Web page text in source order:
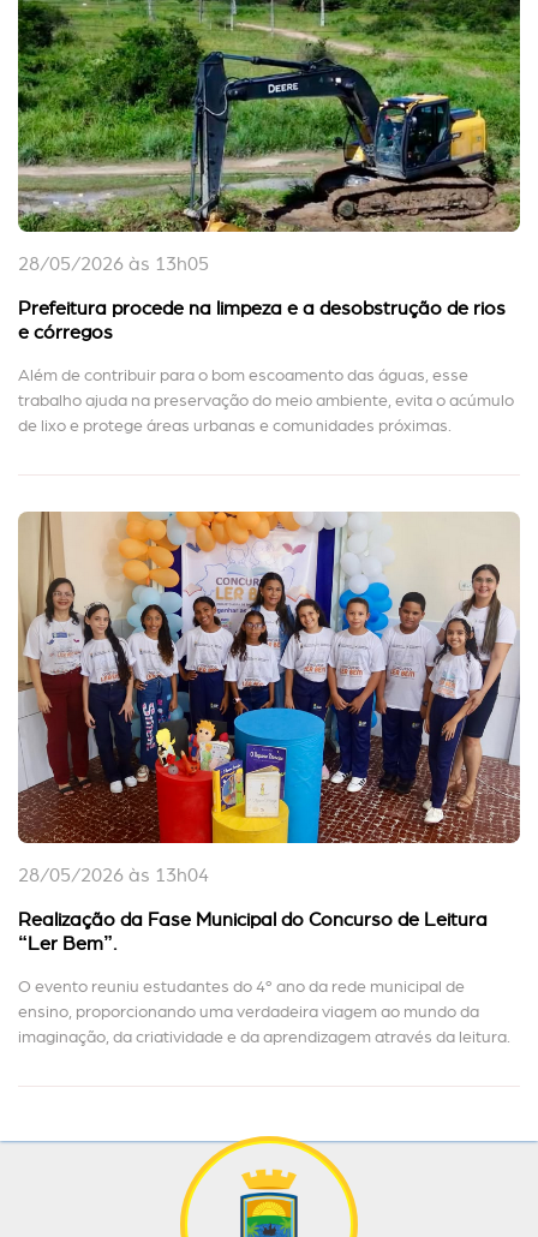
28/05/2026 às 13h05
Prefeitura procede na limpeza e a desobstrução de rios
e córregos
Além de contribuir para o bom escoamento das águas, esse
trabalho ajuda na preservação do meio ambiente, evita o acúmulo
de lixo e protege áreas urbanas e comunidades próximas.
28/05/2026 às 13h04
Realização da Fase Municipal do Concurso de Leitura
“Ler Bem”.
O evento reuniu estudantes do 4º ano da rede municipal de
ensino, proporcionando uma verdadeira viagem ao mundo da
imaginação, da criatividade e da aprendizagem através da leitura.